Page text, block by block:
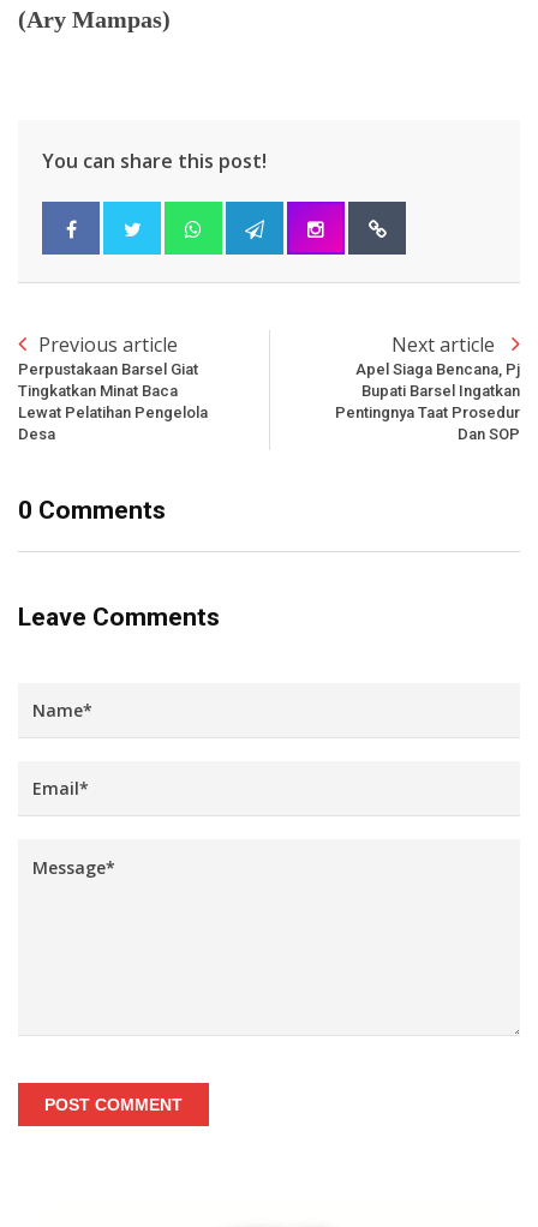
(Ary Mampas)
You can share this post!
Previous article
Perpustakaan Barsel Giat
Tingkatkan Minat Baca
Lewat Pelatihan Pengelola
Desa
Next article
Apel Siaga Bencana, Pj
Bupati Barsel Ingatkan
Pentingnya Taat Prosedur
Dan SOP
0 Comments
Leave Comments
POST COMMENT